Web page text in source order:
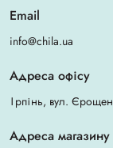
Email
info@chila.ua
Адреса офісу
Ірпінь, вул.
Адреса магазину